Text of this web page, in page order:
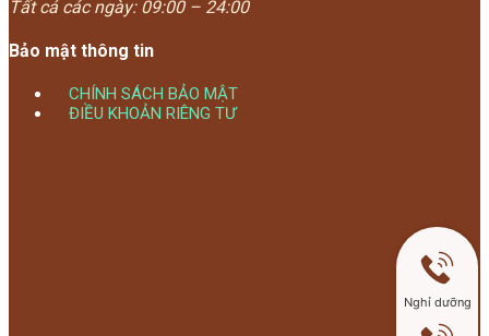
Tất cả các ngày: 09:00 – 24:00
Bảo mật thông tin
CHÍNH SÁCH BẢO MẬT
ĐIỀU KHOẢN RIÊNG TƯ
Nghỉ dưỡng